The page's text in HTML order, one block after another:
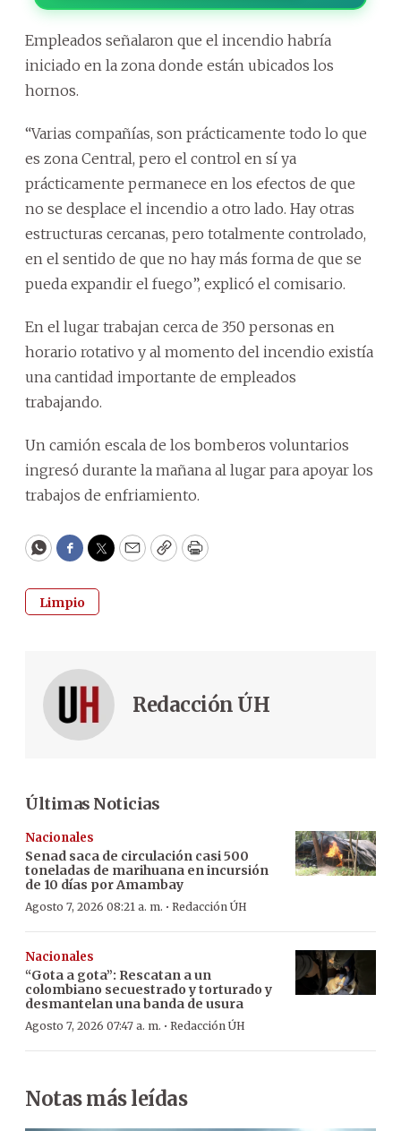
Empleados señalaron que el incendio habría
iniciado en la zona donde están ubicados los
hornos.
“Varias compañías, son prácticamente todo lo que
es zona Central, pero el control en sí ya
prácticamente permanece en los efectos de que
no se desplace el incendio a otro lado. Hay otras
estructuras cercanas, pero totalmente controlado,
en el sentido de que no hay más forma de que se
pueda expandir el fuego”, explicó el comisario.
En el lugar trabajan cerca de 350 personas en
horario rotativo y al momento del incendio existía
una cantidad importante de empleados
trabajando.
Un camión escala de los bomberos voluntarios
ingresó durante la mañana al lugar para apoyar los
trabajos de enfriamiento.
WhatsApp
Facebook
Twitter
EmailCopyPrint
Limpio
Redacción ÚH
Últimas Noticias
Nacionales
Senad saca de circulación casi 500
toneladas de marihuana en incursión
de 10 días por Amambay
Agosto 7, 2026 08:21 a. m. · Redacción ÚH
Nacionales
“Gota a gota”: Rescatan a un
colombiano secuestrado y torturado y
desmantelan una banda de usura
Agosto 7, 2026 07:47 a. m. · Redacción ÚH
Notas más leídas